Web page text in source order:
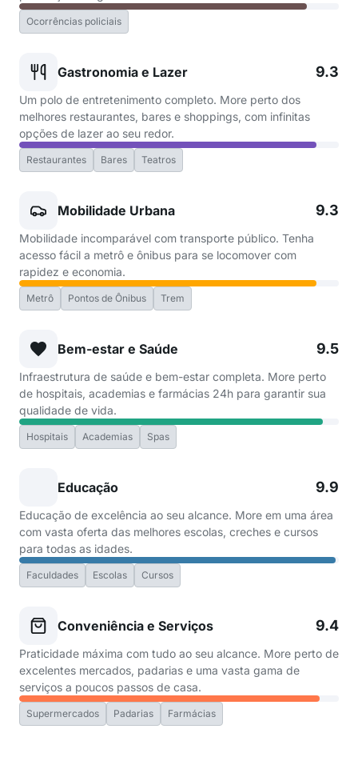
Ocorrências policiais
Gastronomia e Lazer 9.3
Um polo de entretenimento completo. More perto dos
melhores restaurantes, bares e shoppings, com infinitas
opções de lazer ao seu redor.
Restaurantes Bares Teatros
Mobilidade Urbana 9.3
Mobilidade incomparável com transporte público. Tenha
acesso fácil a metrô e ônibus para se locomover com
rapidez e economia.
Metrô Pontos de Ônibus Trem
Bem-estar e Saúde 9.5
Infraestrutura de saúde e bem-estar completa. More perto
de hospitais, academias e farmácias 24h para garantir sua
qualidade de vida.
Hospitais Academias Spas
Educação 9.9
Educação de excelência ao seu alcance. More em uma área
com vasta oferta das melhores escolas, creches e cursos
para todas as idades.
Faculdades Escolas Cursos
Conveniência e Serviços 9.4
Praticidade máxima com tudo ao seu alcance. More perto de
excelentes mercados, padarias e uma vasta gama de
serviços a poucos passos de casa.
Supermercados Padarias Farmácias